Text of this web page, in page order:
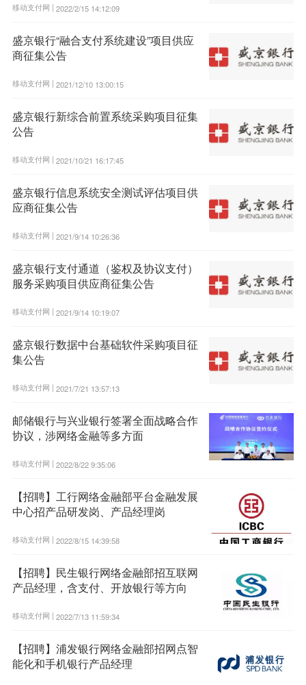
移动支付网 | 2022/2/15 14:12:09
盛京银行“融合支付系统建设”项目供应
商征集公告
移动支付网 | 2021/12/10 13:00:15
盛京银行新综合前置系统采购项目征集
公告
移动支付网 | 2021/10/21 16:17:45
盛京银行信息系统安全测试评估项目供
应商征集公告
移动支付网 | 2021/9/14 10:26:36
盛京银行支付通道（鉴权及协议支付）
服务采购项目供应商征集公告
移动支付网 | 2021/9/14 10:19:07
盛京银行数据中台基础软件采购项目征
集公告
移动支付网 | 2021/7/21 13:57:13
邮储银行与兴业银行签署全面战略合作
协议，涉网络金融等多方面
移动支付网 | 2022/8/22 9:35:06
【招聘】工行网络金融部平台金融发展
中心招产品研发岗、产品经理岗
移动支付网 | 2022/8/15 14:39:58
【招聘】民生银行网络金融部招互联网
产品经理，含支付、开放银行等方向
移动支付网 | 2022/7/13 11:59:34
【招聘】浦发银行网络金融部招网点智
能化和手机银行产品经理